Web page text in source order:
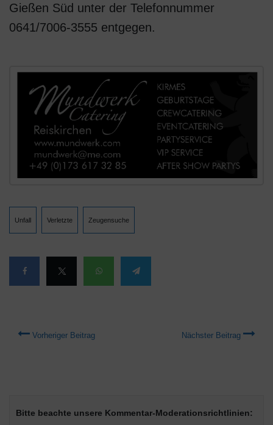
Gießen Süd unter der Telefonnummer
0641/7006-3555 entgegen.
Unfall Verletzte Zeugensuche
Vorheriger Beitrag Nächster Beitrag
Bitte beachte unsere Kommentar-Moderationsrichtlinien: